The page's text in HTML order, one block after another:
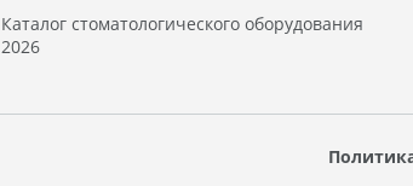
Каталог стоматологического оборудования
2026